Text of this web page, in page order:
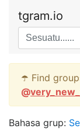
tgram.io
☂️ Find
@
Bahasa grup: